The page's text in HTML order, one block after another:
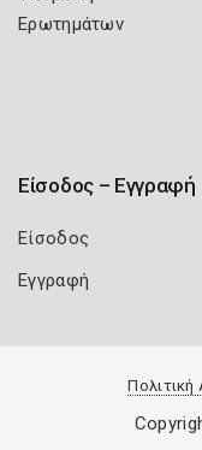
Ερωτημάτων
Είσοδος – Εγγραφή
Είσοδος
Εγγραφή